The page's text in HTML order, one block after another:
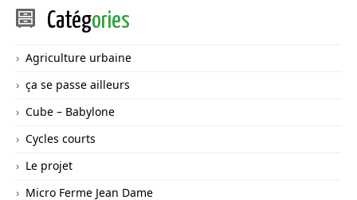
Catégories
Agriculture urbaine
ça se passe ailleurs
Cube – Babylone
Cycles courts
Le projet
Micro Ferme Jean Dame